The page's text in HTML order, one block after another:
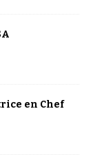
en Chef